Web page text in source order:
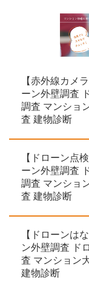
【赤外線カメ
ーン外壁調査
調査 マンショ
査 建物診断
【ドローン点
ーン外壁調査
調査 マンショ
査 建物診断
【ドローンは
ン外壁調査 ド
査 マンション
建物診断